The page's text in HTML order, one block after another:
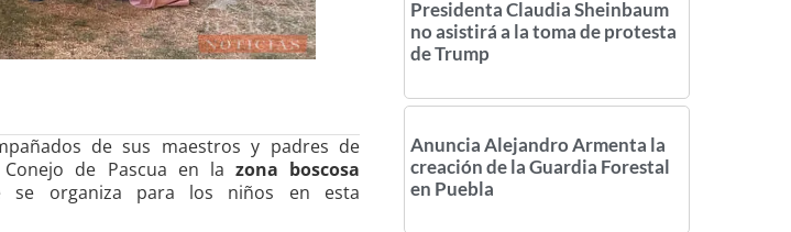
de sus maestros y padres de
de Pascua en la zona boscosa
se organiza para los niños en esta
Presidenta Claudia Sheinbaum
no asistirá a la toma de protesta
de Trump
Anuncia Alejandro Armenta la
creación de la Guardia Forestal
en Puebla